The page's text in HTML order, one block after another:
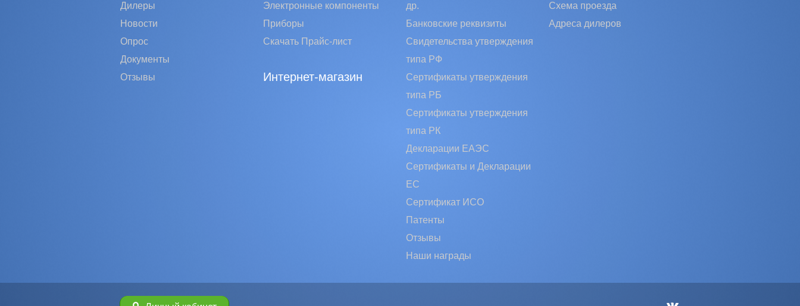
Дилеры
Новости
Опрос
Документы
Отзывы
Электронные компоненты
Приборы
Скачать Прайс-лист
Интернет-магазин
др.
Банковские реквизиты
Свидетельства утверждения
типа РФ
Сертификаты утверждения
типа РБ
Сертификаты утверждения
типа РК
Декларации ЕАЭС
Сертификаты и Декларации
EC
Сертификат ИСО
Патенты
Отзывы
Наши награды
Схема проезда
Адреса дилеров